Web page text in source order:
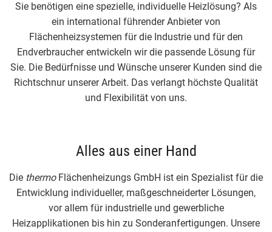
Sie benötigen eine spezielle, individuelle Heizlösung? Als
ein international führender Anbieter von
Flächenheizsystemen für die Industrie und für den
Endverbraucher entwickeln wir die passende Lösung für
Sie. Die Bedürfnisse und Wünsche unserer Kunden sind die
Richtschnur unserer Arbeit. Das verlangt höchste Qualität
und Flexibilität von uns.
Alles aus einer Hand
Die thermoFlächenheizungs GmbH ist ein Spezialist für die
Entwicklung individueller, maßgeschneiderter Lösungen,
vor allem für industrielle und gewerbliche
Heizapplikationen bis hin zu Sonderanfertigungen. Unsere